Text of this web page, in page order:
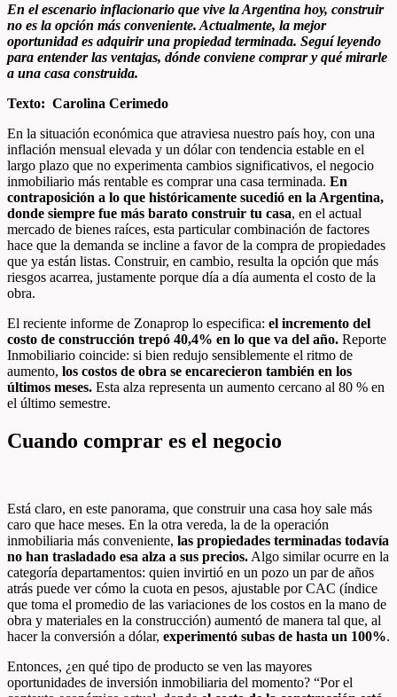
En el escenario inflacionario que vive la Argentina hoy, construir
no es la opción más conveniente. Actualmente, la mejor
oportunidad es adquirir una propiedad terminada. Seguí leyendo
para entender las ventajas, dónde conviene comprar y qué mirarle
a una casa construida.
Texto: Carolina Cerimedo
En la situación económica que atraviesa nuestro país hoy, con una
inflación mensual elevada y un dólar con tendencia estable en el
largo plazo que no experimenta cambios significativos, el negocio
inmobiliario más rentable es comprar una casa terminada. En
contraposición a lo que históricamente sucedió en la Argentina,
donde siempre fue más barato construir tu casa, en el actual
mercado de bienes raíces, esta particular combinación de factores
hace que la demanda se incline a favor de la compra de propiedades
que ya están listas. Construir, en cambio, resulta la opción que más
riesgos acarrea, justamente porque día a día aumenta el costo de la
obra.
El reciente informe de Zonaprop lo especifica: el incremento del
costo de construcción trepó 40,4% en lo que va del año. Reporte
Inmobiliario coincide: si bien redujo sensiblemente el ritmo de
aumento, los costos de obra se encarecieron también en los
últimos meses. Esta alza representa un aumento cercano al 80 % en
el último semestre.
Cuando comprar es el negocio
Está claro, en este panorama, que construir una casa hoy sale más
caro que hace meses. En la otra vereda, la de la operación
inmobiliaria más conveniente, las propiedades terminadas todavía
no han trasladado esa alza a sus precios. Algo similar ocurre en la
categoría departamentos: quien invirtió en un pozo un par de años
atrás puede ver cómo la cuota en pesos, ajustable por CAC (índice
que toma el promedio de las variaciones de los costos en la mano de
obra y materiales en la construcción) aumentó de manera tal que, al
hacer la conversión a dólar, experimentó subas de hasta un 100%.
Entonces, ¿en qué tipo de producto se ven las mayores
oportunidades de inversión inmobiliaria del momento? “Por el